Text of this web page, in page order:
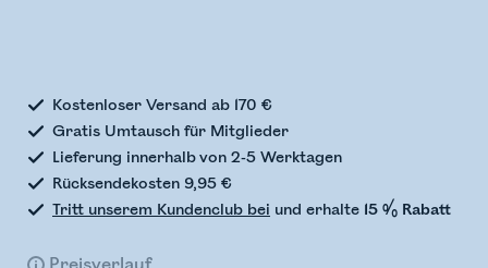
Kostenloser Versand ab 170 €
Gratis Umtausch für Mitglieder
Lieferung innerhalb von 2-5 Werktagen
Rücksendekosten 9,95 €
Tritt unserem Kundenclub bei und erhalte 15 % Rabatt